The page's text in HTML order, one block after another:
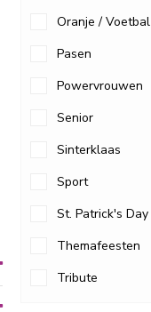
Oranje / Voetbal
Pasen
Powervrouwen
Senior
Sinterklaas
Sport
St. Patrick's Day
Themafeesten
Tribute